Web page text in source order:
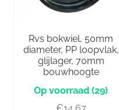
Rvs bokwiel, 50mm
diameter, PP loopvlak,
glijlager, 70mm
bouwhoogte
(29)
€14,67